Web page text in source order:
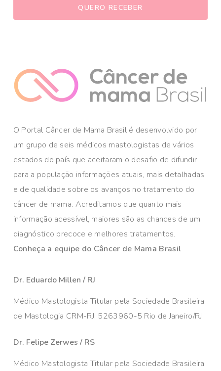
O Portal Câncer de Mama Brasil é desenvolvido por
um grupo de seis médicos mastologistas de vários
estados do país que aceitaram o desafio de difundir
para a população informações atuais, mais detalhadas
e de qualidade sobre os avanços no tratamento do
câncer de mama. Acreditamos que quanto mais
informação acessível, maiores são as chances de um
diagnóstico precoce e melhores tratamentos.
Conheça a equipe do Câncer de Mama Brasil
Dr. Eduardo Millen / RJ
Médico Mastologista Titular pela Sociedade Brasileira
de Mastologia CRM-RJ: 5263960-5 Rio de Janeiro/RJ
Dr. Felipe Zerwes / RS
Médico Mastologista Titular pela Sociedade Brasileira